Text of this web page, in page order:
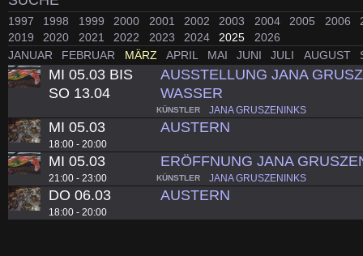
1997 1998 1999 2000 2001 2002 2003 2004 2005 2006
2019
2020 2021 2022 2023 2024 2025
2026
JANUAR
FEBRUAR MÄRZ APRIL MAI JUNI JULI AUGUST
MI 05.03 BIS
SO 13.04
AUSSTELLUNG JANA
WASSER
KÜNSTLER JANA GRUSZENINKS
MI 05.03
18:00 - 20:00
AUSTERN
MI 05.03
21:00 - 23:00
ERÖFFNUNG JANA
KÜNSTLER JANA GRUSZENINKS
DO 06.03
18:00 - 20:00
AUSTERN